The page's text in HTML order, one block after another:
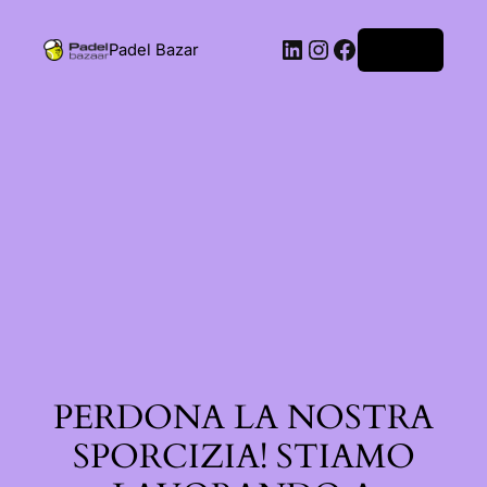
Padel Bazar
PERDONA LA NOSTRA
SPORCIZIA! STIAMO